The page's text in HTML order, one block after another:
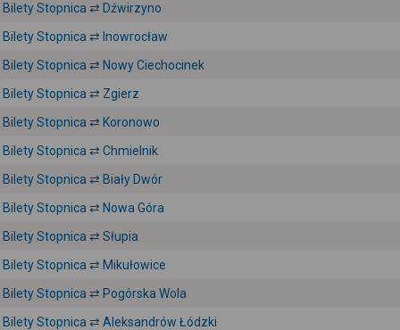
Bilety Stopnica ⇄ Dźwirzyno
Bilety Stopnica ⇄ Inowrocław
Bilety Stopnica ⇄ Nowy Ciechocinek
Bilety Stopnica ⇄ Zgierz
Bilety Stopnica ⇄ Koronowo
Bilety Stopnica ⇄ Chmielnik
Bilety Stopnica ⇄ Biały Dwór
Bilety Stopnica ⇄ Nowa Góra
Bilety Stopnica ⇄ Słupia
Bilety Stopnica ⇄ Mikułowice
Bilety Stopnica ⇄ Pogórska Wola
Bilety Stopnica ⇄ Aleksandrów Łódzki